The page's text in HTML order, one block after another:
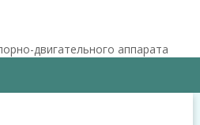
двигательного аппарата